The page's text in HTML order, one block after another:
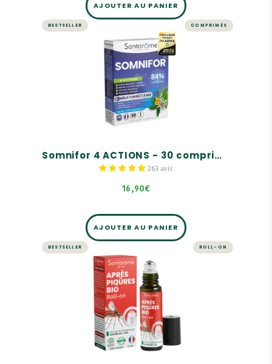
AJOUTER AU PANIER
BESTSELLER COMPRIMÉS
Somnifor 4 ACTIONS - 30 comprimés sommeil
263 avis
16,90€
SOMMEIL
Somnifor 4 ACTIONS - 30
comprimés sommeil
4 ACTIONS sur le sommeil
De la mélatonine, des plantes, une huile
essentielle et des bourgeons
Sans dépendance
AJOUTER AU PANIER
BESTSELLER ROLL-ON
BIEN-ÊTRE
Roll-on Après Piqûres Bio
Agit en cas de piqûre d'insecte
Une formule composée à 100% d'huiles
essentielles naturelles et bio
Un format nomade à emporter partout avec soi